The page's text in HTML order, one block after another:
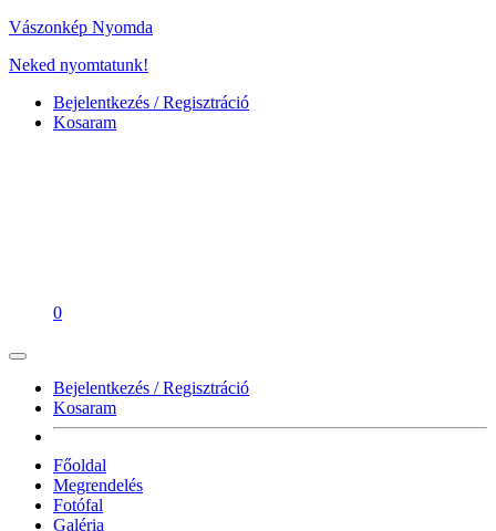
Vászonkép Nyomda
Neked nyomtatunk!
Bejelentkezés / Regisztráció
Kosaram
0
Bejelentkezés / Regisztráció
Kosaram
Főoldal
Megrendelés
Fotófal
Galéria